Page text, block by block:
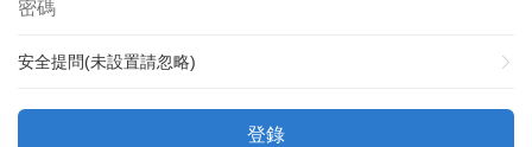
安全提問(未設置請忽略)
登錄